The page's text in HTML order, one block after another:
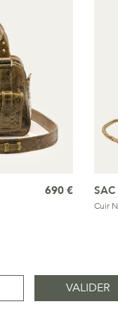
690 €
Cuir